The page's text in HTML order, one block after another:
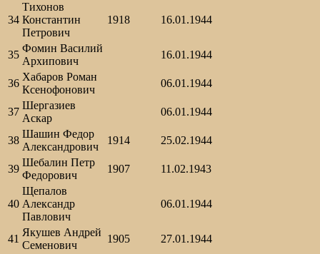
34
Тихонов
Константин
Петрович
1918 16.01.1944
35
Фомин Василий
Архипович
16.01.1944
36
Хабаров Роман
Ксенофонович
06.01.1944
37
Шергазиев
Аскар
06.01.1944
38
Шашин Федор
Александрович
1914 25.02.1944
39
Шебалин Петр
Федорович
1907 11.02.1943
40
Щепалов
Александр
Павлович
06.01.1944
41
Якушев Андрей
Семенович
1905 27.01.1944